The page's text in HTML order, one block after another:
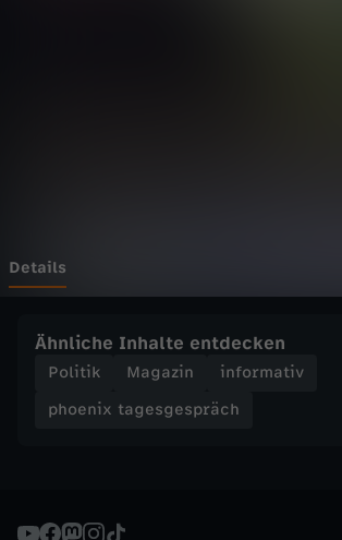
g
s
Details
Ähnliche Inhalte entdecken
Politik Magazin
informativ
phoenix tagesgespräch